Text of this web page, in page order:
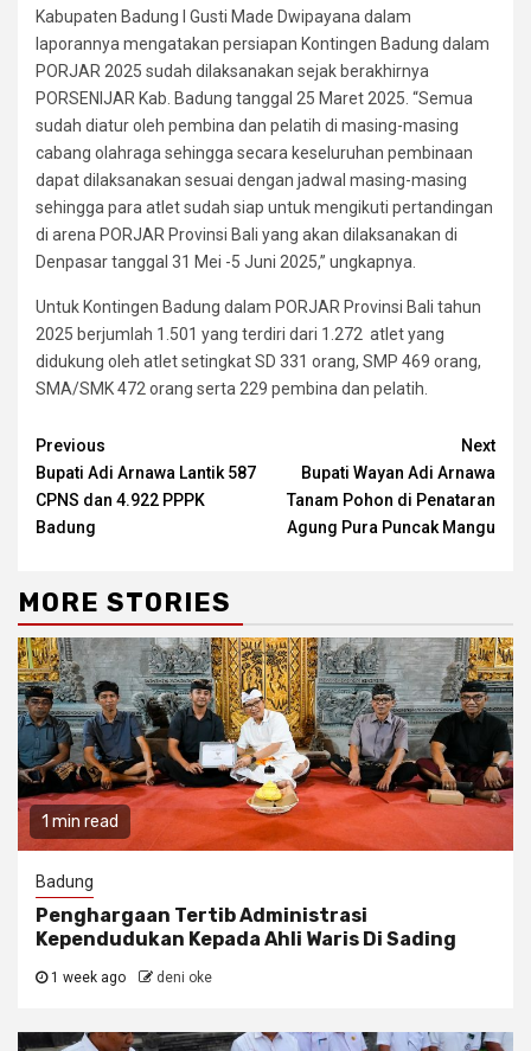
Kabupaten Badung I Gusti Made Dwipayana dalam
laporannya mengatakan persiapan Kontingen Badung dalam
PORJAR 2025 sudah dilaksanakan sejak berakhirnya
PORSENIJAR Kab. Badung tanggal 25 Maret 2025. “Semua
sudah diatur oleh pembina dan pelatih di masing-masing
cabang olahraga sehingga secara keseluruhan pembinaan
dapat dilaksanakan sesuai dengan jadwal masing-masing
sehingga para atlet sudah siap untuk mengikuti pertandingan
di arena PORJAR Provinsi Bali yang akan dilaksanakan di
Denpasar tanggal 31 Mei -5 Juni 2025,” ungkapnya.
Untuk Kontingen Badung dalam PORJAR Provinsi Bali tahun
2025 berjumlah 1.501 yang terdiri dari 1.272 atlet yang
didukung oleh atlet setingkat SD 331 orang, SMP 469 orang,
SMA/SMK 472 orang serta 229 pembina dan pelatih.
Continue
Reading
Previous
Bupati Adi Arnawa Lantik 587
CPNS dan 4.922 PPPK
Badung
Next
Bupati Wayan Adi Arnawa
Tanam Pohon di Penataran
Agung Pura Puncak Mangu
MORE STORIES
1 min read
Badung
Penghargaan Tertib Administrasi
Kependudukan Kepada Ahli Waris Di Sading
1 week ago deni oke